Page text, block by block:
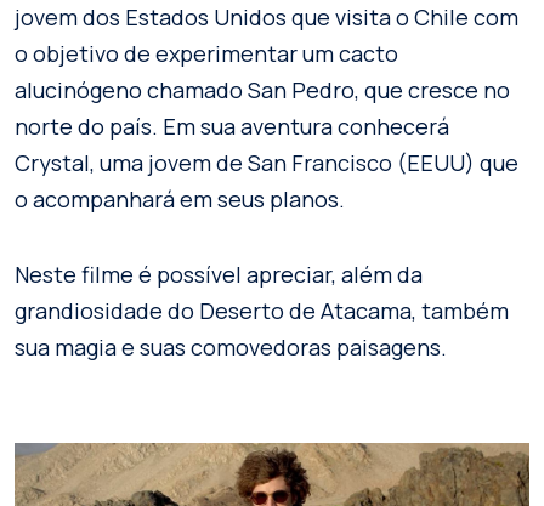
jovem dos Estados Unidos que visita o Chile com
o objetivo de experimentar um cacto
alucinógeno chamado San Pedro, que cresce no
norte do país. Em sua aventura conhecerá
Crystal, uma jovem de San Francisco (EEUU) que
o acompanhará em seus planos.
Neste filme é possível apreciar, além da
grandiosidade do Deserto de Atacama, também
sua magia e suas comovedoras paisagens.